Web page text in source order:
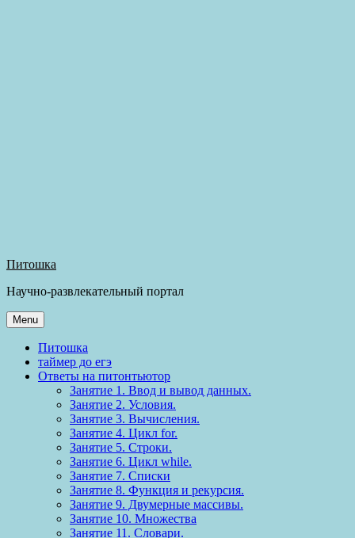
Питошка
Научно-развлекательный портал
Menu
Питошка
таймер до егэ
Ответы на питонтьютор
Занятие 1. Ввод и вывод данных.
Занятие 2. Условия.
Занятие 3. Вычисления.
Занятие 4. Цикл for.
Занятие 5. Строки.
Занятие 6. Цикл while.
Занятие 7. Списки
Занятие 8. Функция и рекурсия.
Занятие 9. Двумерные массивы.
Занятие 10. Множества
Занятие 11. Словари.